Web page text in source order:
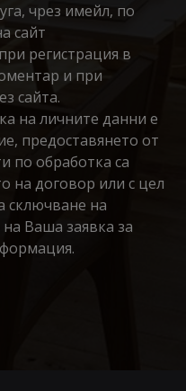
чрез имейл, по
сайт
регистрация в
и при
сайта.
на личните данни е
предоставянето от
по обработка са
на договор или с цел
сключване на
Ваша заявка за